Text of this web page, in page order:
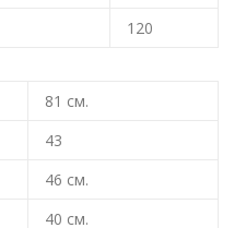
120
81 см.
43
46 см.
40 см.